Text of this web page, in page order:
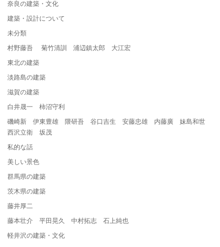
奈良の建築・文化
建築・設計について
未分類
村野藤吾 菊竹清訓 浦辺鎮太郎 大江宏
東北の建築
淡路島の建築
滋賀の建築
白井晟一 柿沼守利
磯崎新 伊東豊雄 隈研吾 谷口吉生 安藤忠雄 内藤廣 妹島和世
西沢立衛 坂茂
私的な話
美しい景色
群馬県の建築
茨木県の建築
藤井厚二
藤本壮介 平田晃久 中村拓志 石上純也
軽井沢の建築・文化